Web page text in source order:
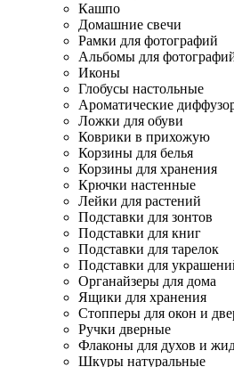
Кашпо
Домашние свечи
Рамки для фотографий
Альбомы для
Иконы
Глобусы настольные
Ароматические
Ложки для обуви
Коврики в прихожую
Корзины для белья
Корзины для хранения
Крючки настенные
Лейки для растений
Подставки для зонтов
Подставки для книг
Подставки для тарелок
Подставки для
Органайзеры для дома
Ящики для хранения
Стопперы для окон и
Ручки дверные
Флаконы для духов и
Шкуры натуральные